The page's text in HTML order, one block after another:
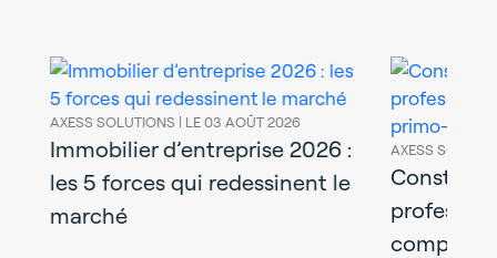
AXESS SOLUTIONS | LE 03 AOÛT 2026
Immobilier d’entreprise 2026 :
les 5 forces qui redessinent le
marché
AXESS
complet